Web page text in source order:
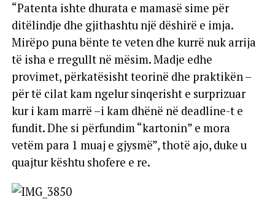
“Patenta ishte dhurata e mamasë sime për
ditëlindje dhe gjithashtu një dëshirë e imja.
Mirëpo puna bënte te veten dhe kurrë nuk arrija
të isha e rregullt në mësim. Madje edhe
provimet, përkatësisht teorinë dhe praktikën –
për të cilat kam ngelur sinqerisht e surprizuar
kur i kam marrë –i kam dhënë në deadline-t e
fundit. Dhe si përfundim “kartonin” e mora
vetëm para 1 muaj e gjysmë”, thotë ajo, duke u
quajtur kështu shofere e re.